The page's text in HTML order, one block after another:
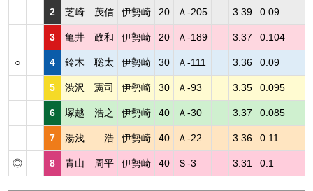
2 芝崎 茂信 伊勢崎 20 Ａ-205 3.39 0.09
3 亀井 政和 伊勢崎 20 Ａ-189 3.37 0.104
○ 4 鈴木 聡太 伊勢崎 30 Ａ-111 3.36 0.09
5 渋沢 憲司 伊勢崎 30 Ａ-93 3.35 0.095
6 塚越 浩之 伊勢崎 40 Ａ-30 3.37 0.085
7 湯浅 浩 伊勢崎 40 Ａ-22 3.36 0.11
◎ 8 青山 周平 伊勢崎 40 Ｓ-3 3.31 0.1